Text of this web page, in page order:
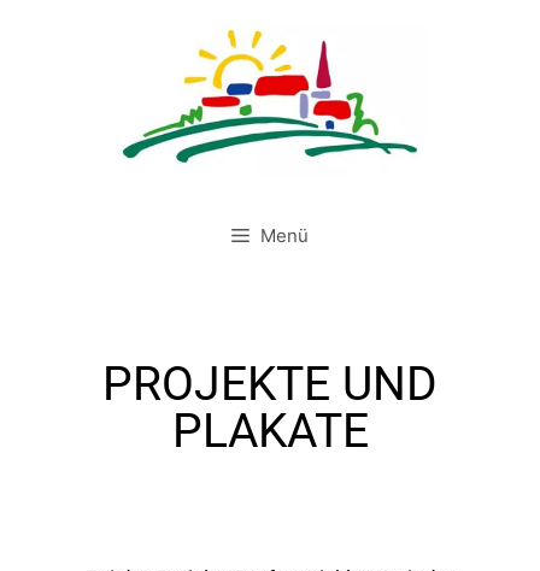
Menü
PROJEKTE UND
PLAKATE